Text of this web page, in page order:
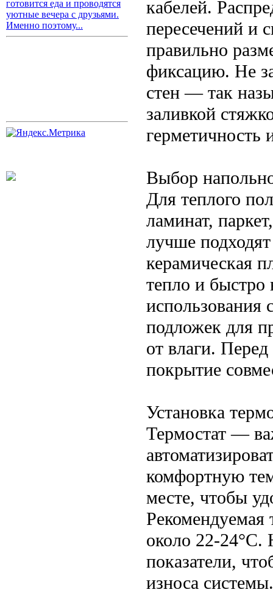
готовится еда и проводятся
уютные вечера с друзьями.
Именно поэтому...
кабелей.
пересечений и
правильно
фиксацию. Не
стен — так
заливкой
герметичность
Выбор
Для теплого
ламинат,
лучше
керамическая
тепло и быстро
использования
подложек для
от влаги.
покрытие
Установка
Термостат —
комфортную
месте, чтобы
около 22-24°C.
показатели,
износа системы.